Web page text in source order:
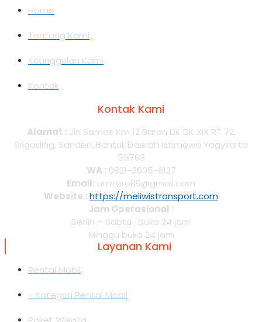
Home
Tentang Kami
Keunggulan Kami
Kontak
Kontak Kami
Alamat : Jln Samas Km 12 Baran DK DK XIX RT 72,
Srigading, Sanden, Bantul, Daerah Istimewa Yogykarta
55763
WA : 0821-3605-6127
Email: umiroro89@gmail.com
Website : https://meliwistransport.com
Jam Operasional :
Senin – Sabtu : buka 24 jam
Minggu buka 24 jam
Layanan Kami
Rental Mobil
- Kategori Rental Mobil